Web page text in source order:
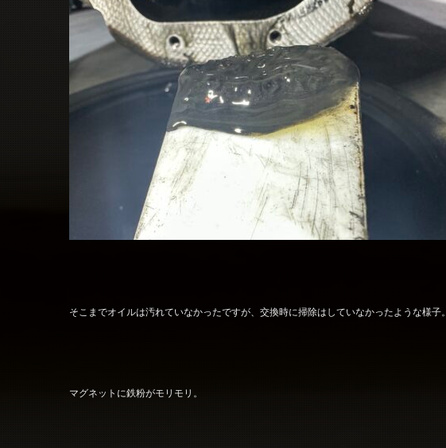
そこまでオイルは汚れていなかったですが、交換時に掃除はしていなかったような様子。
マグネットに鉄粉がモリモリ。